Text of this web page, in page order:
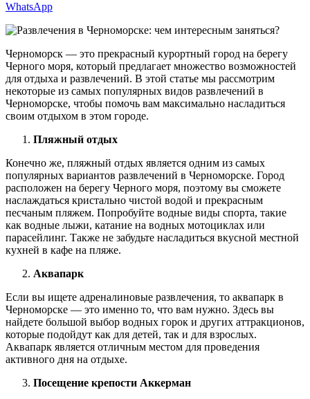
WhatsApp
Черноморск — это прекрасный курортный город на берегу
Черного моря, который предлагает множество возможностей
для отдыха и развлечений. В этой статье мы рассмотрим
некоторые из самых популярных видов развлечений в
Черноморске, чтобы помочь вам максимально насладиться
своим отдыхом в этом городе.
Пляжный отдых
Конечно же, пляжный отдых является одним из самых
популярных вариантов развлечений в Черноморске. Город
расположен на берегу Черного моря, поэтому вы сможете
наслаждаться кристально чистой водой и прекрасным
песчаным пляжем. Попробуйте водные виды спорта, такие
как водные лыжи, катание на водных мотоциклах или
парасейлинг. Также не забудьте насладиться вкусной местной
кухней в кафе на пляже.
Аквапарк
Если вы ищете адреналиновые развлечения, то аквапарк в
Черноморске — это именно то, что вам нужно. Здесь вы
найдете большой выбор водных горок и других аттракционов,
которые подойдут как для детей, так и для взрослых.
Аквапарк является отличным местом для проведения
активного дня на отдыхе.
Посещение крепости Аккерман